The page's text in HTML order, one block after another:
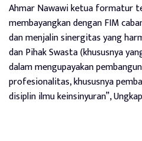
Ahmar Nawawi ketua formatur
membayangkan dengan FIM
dan menjalin sinergitas yang
dan Pihak Swasta (khususnya
dalam mengupayakan
profesionalitas, khususnya
disiplin ilmu keinsinyuran”,